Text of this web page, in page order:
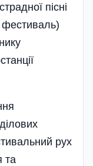
пісні
фестиваль)
рух
та